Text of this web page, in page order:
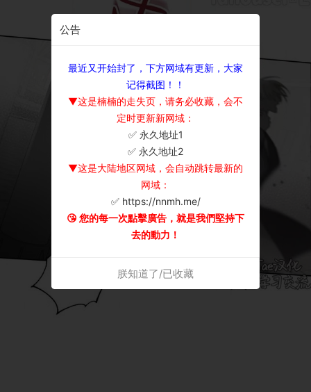
公告
最近又开始封了，下方网域有更新，大家
记得截图！！
▼这是楠楠的走失页，请务必收藏，会不
定时更新新网域：
✅ 永久地址1
✅ 永久地址2
▼这是大陆地区网域，会自动跳转最新的
网域：
✅ https://nnmh.me/
😘 您的每一次點擊廣告，就是我們堅持下
去的動力！
朕知道了/已收藏